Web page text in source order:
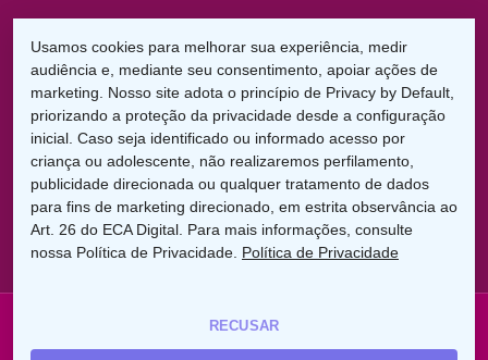
Responsável Técnico
Dr. Diego Garbelini Lorena
CRO/PR: 21826
LGPD:
Encarregado de Proteção de Dados
Cláudio C. Braga
dpo@uniodontolondrina.coop.br
© 2026 Uniodonto Londrina. Rua Paes Leme, 956 - Jd.
América - Londrina PR - (43) 3305-7000
Usamos cookies para melhorar sua experiência, medir
audiência e, mediante seu consentimento, apoiar ações de
marketing. Nosso site adota o princípio de Privacy by Default,
priorizando a proteção da privacidade desde a configuração
inicial. Caso seja identificado ou informado acesso por
criança ou adolescente, não realizaremos perfilamento,
publicidade direcionada ou qualquer tratamento de dados
para fins de marketing direcionado, em estrita observância ao
Art. 26 do ECA Digital. Para mais informações, consulte
nossa Política de Privacidade. Política de Privacidade
RECUSAR